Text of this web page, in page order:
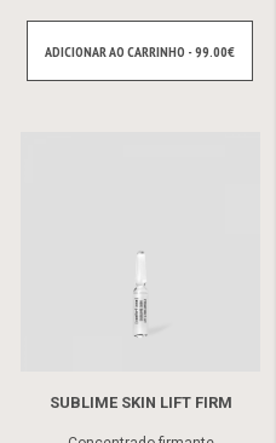
ADICIONAR AO CARRINHO - 99.00€
SUBLIME SKIN LIFT FIRM